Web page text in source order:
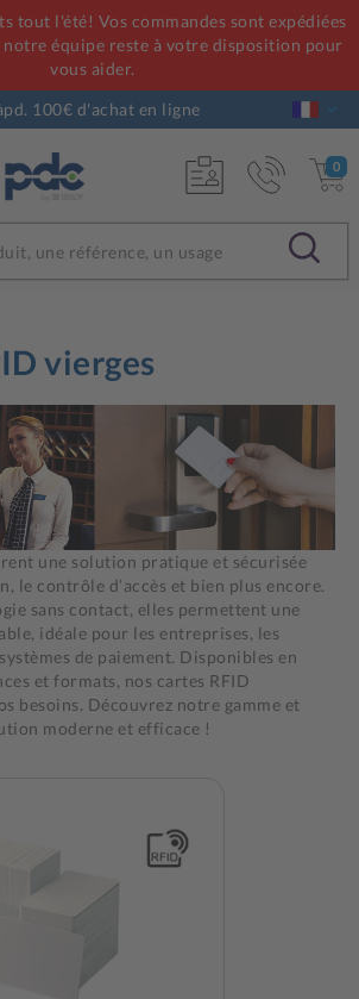
tout l'été! Vos commandes sont expédiées
équipe reste à votre disposition pour
vous aider.
100€ d'achat en ligne
0
vierges
une solution pratique et sécurisée
le contrôle d’accès et bien plus encore.
sans contact, elles permettent une
idéale pour les entreprises, les
de paiement. Disponibles en
et formats, nos cartes RFID
besoins. Découvrez notre gamme et
moderne et efficace !